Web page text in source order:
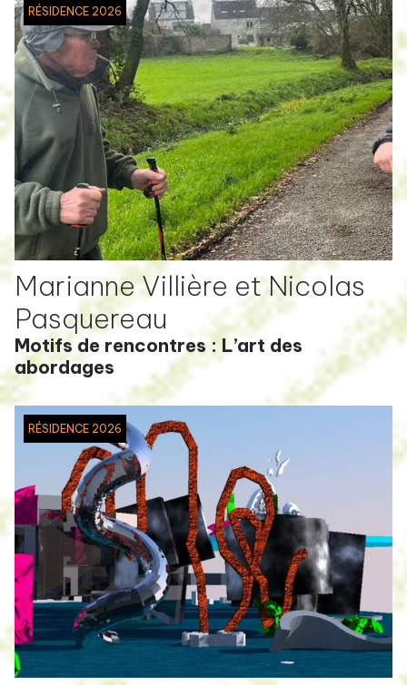
RÉSIDENCE 2026
Marianne Villière et Nicolas
Pasquereau
Motifs de rencontres : L’art des
abordages
RÉSIDENCE 2026